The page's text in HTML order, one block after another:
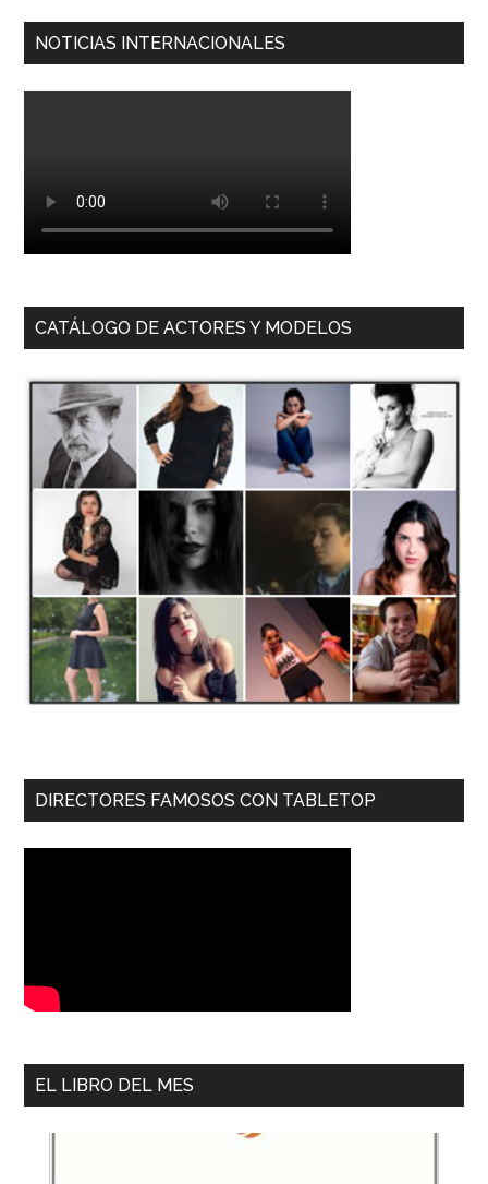
NOTICIAS INTERNACIONALES
CATÁLOGO DE ACTORES Y MODELOS
DIRECTORES FAMOSOS CON TABLETOP
EL LIBRO DEL MES